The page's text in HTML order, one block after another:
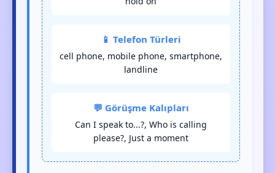
📱 Telefon Türleri
cell phone, mobile phone, smartphone,
landline
💬 Görüşme Kalıpları
Can I speak to...?, Who is calling
please?, Just a moment